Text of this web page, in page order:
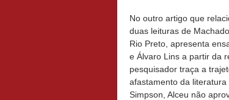
No outro artigo que
duas leituras de
Rio Preto, apresenta
e Álvaro Lins a partir da
pesquisador traça a
afastamento da
Simpson, Alceu não